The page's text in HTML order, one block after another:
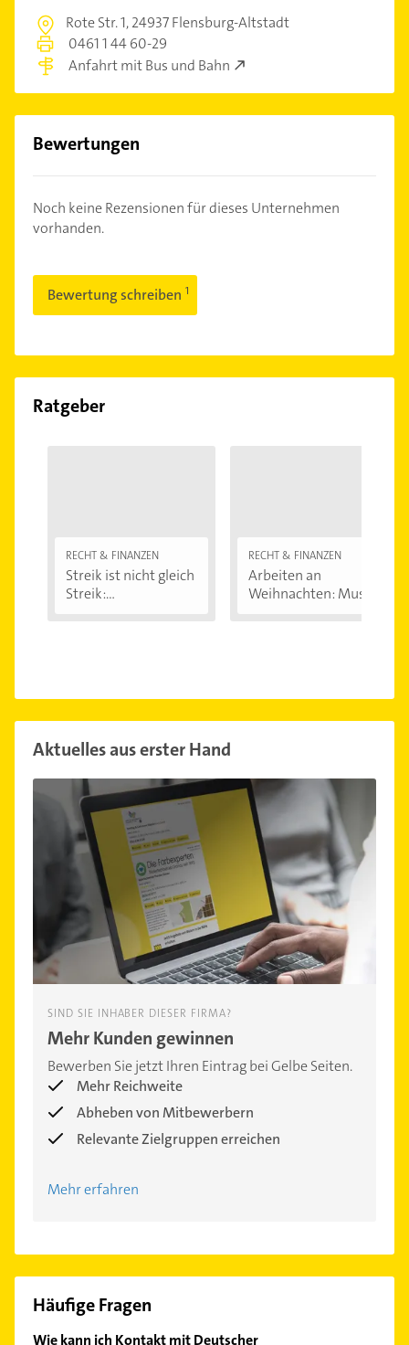
Rote Str. 1,24937 Flensburg-Altstadt
0461 1 44 60-29
Anfahrt mit Bus und Bahn
Bewertungen
Noch keine Rezensionen für dieses Unternehmen
vorhanden.
Bewertung schreiben
Ratgeber
RECHT & FINANZEN
Streik ist nicht gleich
Streik:...
RECHT & FINANZEN
Arbeiten an
Weihnachten: Muss
Aktuelles aus erster Hand
SIND SIE INHABER DIESER FIRMA?
Mehr Kunden gewinnen
Bewerben Sie jetzt Ihren Eintrag bei Gelbe Seiten.
Mehr Reichweite
Abheben von Mitbewerbern
Relevante Zielgruppen erreichen
Mehr erfahren
Häufige Fragen
Wie kann ich Kontakt mit Deutscher